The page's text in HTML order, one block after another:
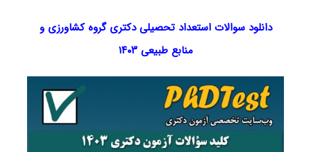
دانلود سوالات استعداد تحصیلی دکتری گروه کشاورزی و
منابع طبیعی ۱۴۰۳